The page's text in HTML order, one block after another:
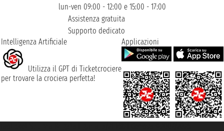
lun-ven 09:00 - 12:00 e 15:00 - 17:00
Assistenza gratuita
Supporto dedicato
Intelligenza Artificiale
Utilizza il GPT di Ticketcrociere
per trovare la crociera perfetta!
Applicazioni